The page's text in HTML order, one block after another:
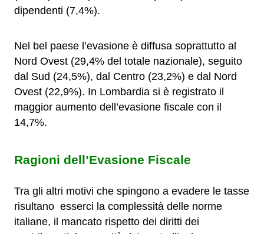
dipendenti (7,4%).
Nel bel paese l’evasione è diffusa soprattutto al
Nord Ovest (29,4% del totale nazionale), seguito
dal Sud (24,5%), dal Centro (23,2%) e dal Nord
Ovest (22,9%). In Lombardia si è registrato il
maggior aumento dell’evasione fiscale con il
14,7%.
Ragioni dell’Evasione Fiscale
Tra gli altri motivi che spingono a evadere le tasse
risultano esserci la complessità delle norme
italiane, il mancato rispetto dei diritti dei